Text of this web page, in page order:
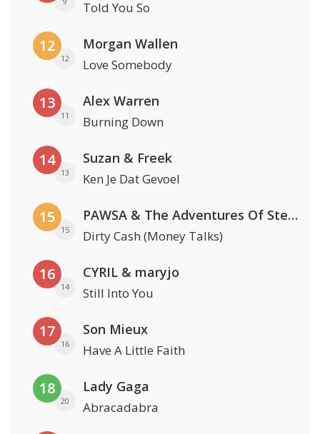
Told You So
12
12
Morgan Wallen
Love Somebody
13
11
Alex Warren
Burning Down
14
13
Suzan & Freek
Ken Je Dat Gevoel
15
15
PAWSA & The Adventures Of Stevie V
Dirty Cash (Money Talks)
16
14
CYRIL & maryjo
Still Into You
17
16
Son Mieux
Have A Little Faith
18
20
Lady Gaga
Abracadabra